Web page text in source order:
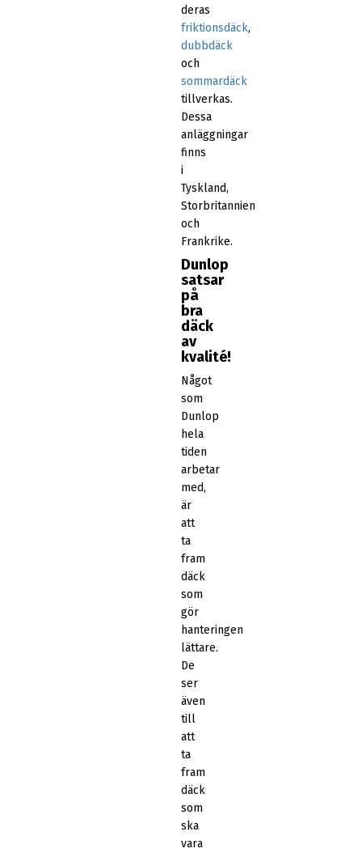
deras
friktionsdäck,
dubbdäck
och
sommardäck
tillverkas.
Dessa
anläggningar
finns
i
Tyskland,
Storbritannien
och
Frankrike.
Dunlop
satsar
på
bra
däck
av
kvalité!
Något
som
Dunlop
hela
tiden
arbetar
med,
är
att
ta
fram
däck
som
gör
hanteringen
lättare.
De
ser
även
till
att
ta
fram
däck
som
ska
vara